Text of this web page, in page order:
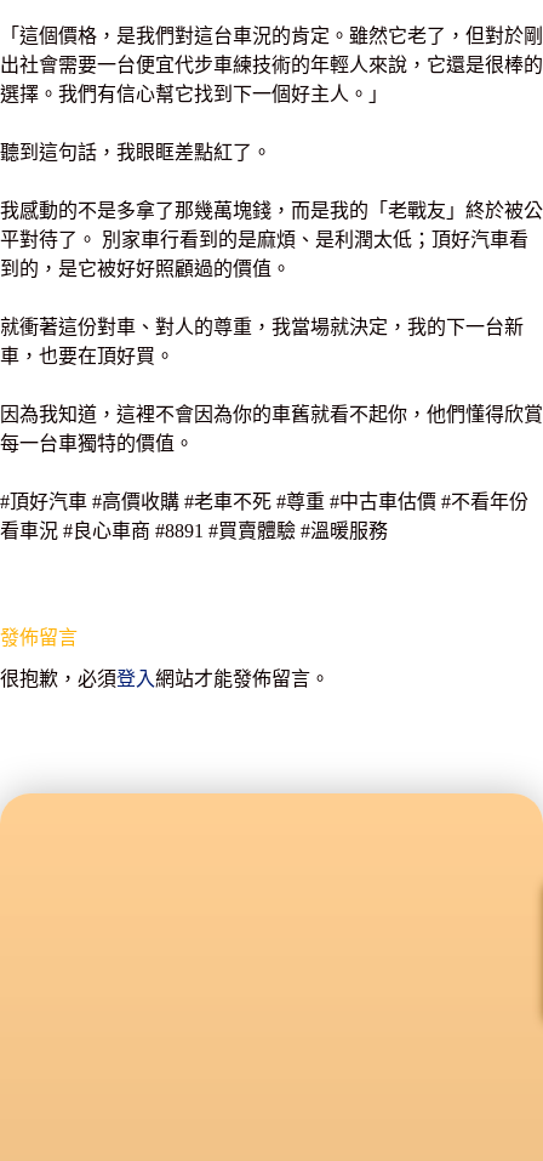
「這個價格，是我們對這台車況的肯定。雖然它老了，但對於剛
出社會需要一台便宜代步車練技術的年輕人來說，它還是很棒的
選擇。我們有信心幫它找到下一個好主人。」
聽到這句話，我眼眶差點紅了。
我感動的不是多拿了那幾萬塊錢，而是我的「老戰友」終於被公
平對待了。 別家車行看到的是麻煩、是利潤太低；頂好汽車看
到的，是它被好好照顧過的價值。
就衝著這份對車、對人的尊重，我當場就決定，我的下一台新
車，也要在頂好買。
因為我知道，這裡不會因為你的車舊就看不起你，他們懂得欣賞
每一台車獨特的價值。
#頂好汽車 #高價收購 #老車不死 #尊重 #中古車估價 #不看年份
看車況 #良心車商 #8891 #買賣體驗 #溫暖服務
發佈留言
很抱歉，必須登入網站才能發佈留言。